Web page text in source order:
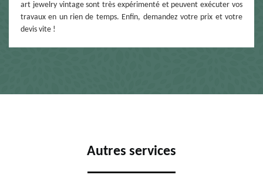
art jewelry vintage sont très expérimenté et peuvent exécuter vos
travaux en un rien de temps. Enfin, demandez votre prix et votre
devis vite !
Autres services